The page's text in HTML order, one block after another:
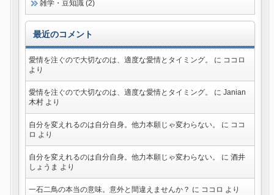
雑学・豆知識 (2)
最近のコメント
愛情を注ぐので大切なのは、適度な愛情とタイミング。 に ココロ
より
愛情を注ぐので大切なのは、適度な愛情とタイミング。 に Janian
木村より
自分を変えれるのは自分自身。他力本願じゃ変わらない。 に ココ
ロ より
自分を変えれるのは自分自身。他力本願じゃ変わらない。 に 酒井
しょうま より
一石二鳥の本当の意味。意外と間違えませんか？ に ココロ より